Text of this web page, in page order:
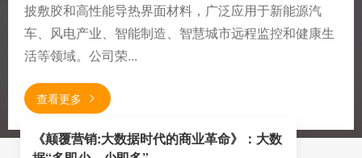
披敷胶和高性能导热界面材料，广泛应用于新能源汽
车、风电产业、智能制造、智慧城市远程监控和健康生
活等领域。公司荣...
查看更多
《颠覆营销:大数据时代的商业革命》：大数